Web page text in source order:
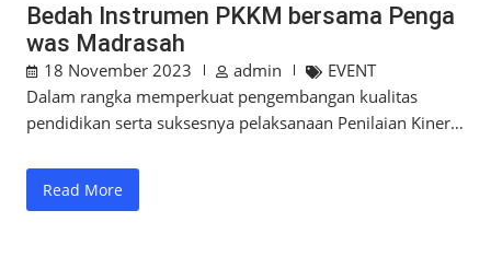
Bedah Instrumen PKKM bersama Penga
was Madrasah
18 November 2023 admin
EVENT
Dalam rangka memperkuat pengembangan kualitas
pendidikan serta suksesnya pelaksanaan Penilaian Kiner…
Read More